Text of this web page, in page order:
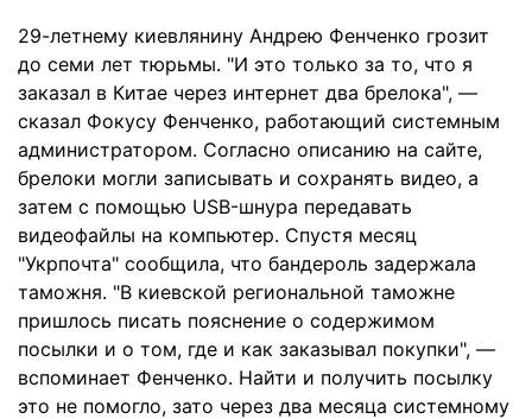
29-летнему киевлянину Андрею Фенченко грозит
до семи лет тюрьмы. "И это только за то, что я
заказал в Китае через интернет два брелока", —
сказал Фокусу Фенченко, работающий системным
администратором. Согласно описанию на сайте,
брелоки могли записывать и сохранять видео, а
затем с помощью USB-шнура передавать
видеофайлы на компьютер. Спустя месяц
"Укрпочта" сообщила, что бандероль задержала
таможня. "В киевской региональной таможне
пришлось писать пояснение о содержимом
посылки и о том, где и как заказывал покупки", —
вспоминает Фенченко. Найти и получить посылку
это не помогло, зато через два месяца системному